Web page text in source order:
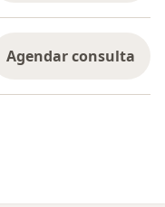
Agendar consulta